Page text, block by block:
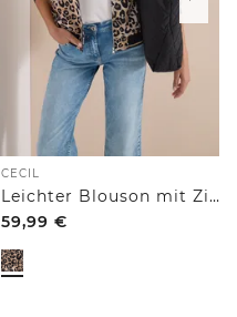
CECIL
Leichter Blouson mit Zipper und Leo-Print
59,99 €